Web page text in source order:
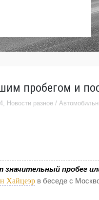
пробегом и
Новости разное /
пробег
Хайцеэр в беседе с